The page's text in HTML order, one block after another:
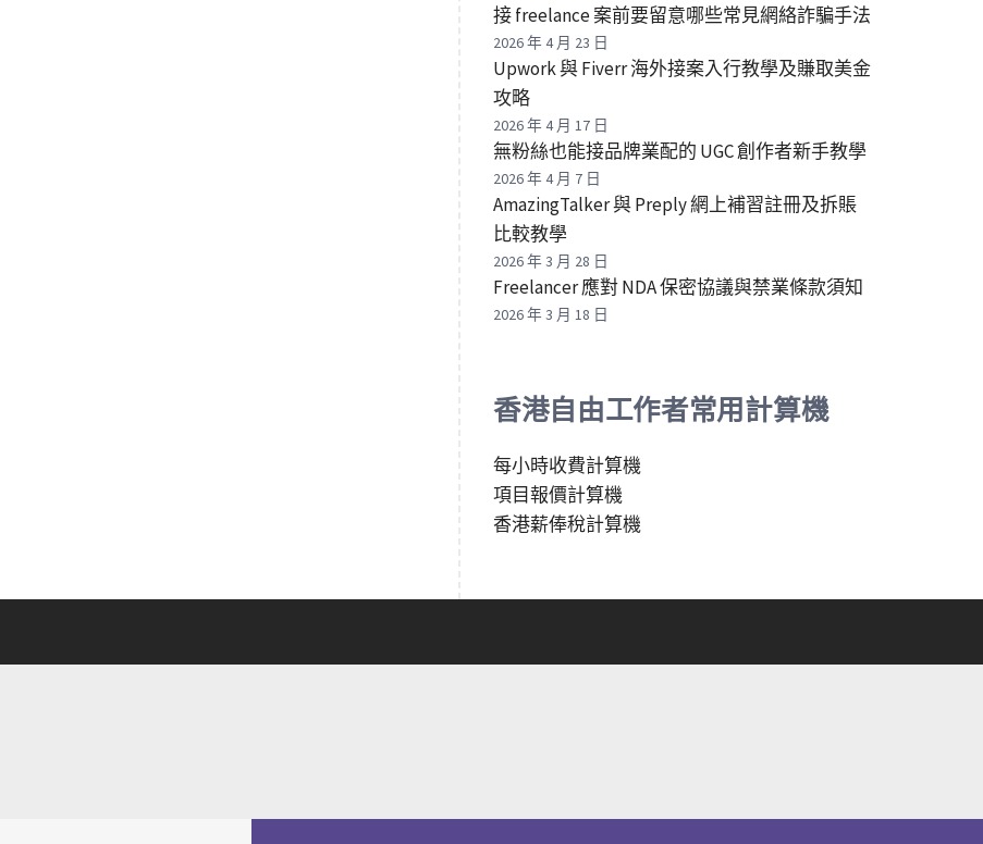
接 freelance 案前要留意哪些常見網絡詐騙手法
2026 年 4 月 23 日
Upwork 與 Fiverr 海外接案入行教學及賺取美金
攻略
2026 年 4 月 17 日
無粉絲也能接品牌業配的 UGC 創作者新手教學
2026 年 4 月 7 日
AmazingTalker 與 Preply 網上補習註冊及拆賬
比較教學
2026 年 3 月 28 日
Freelancer 應對 NDA 保密協議與禁業條款須知
2026 年 3 月 18 日
香港自由工作者常用計算機
每小時收費計算機
項目報價計算機
香港薪俸稅計算機